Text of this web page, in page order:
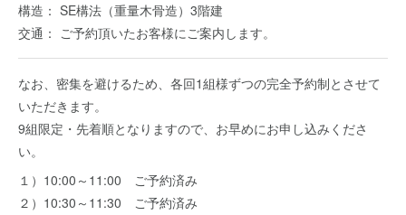
構造： SE構法（重量木骨造）3階建
交通： ご予約頂いたお客様にご案内します。
なお、密集を避けるため、各回1組様ずつの完全予約制とさせて
いただきます。
9組限定・先着順となりますので、お早めにお申し込みくださ
い。
１）10:00～11:00 ご予約済み
２）10:30～11:30 ご予約済み